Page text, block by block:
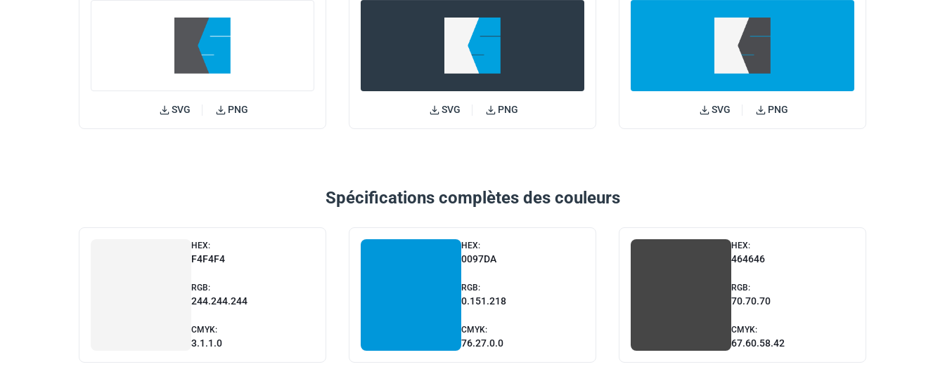
SVG PNG SVG PNG SVG PNG
Spécifications complètes des couleurs
HEX:
F4F4F4
RGB:
244.244.244
CMYK:
3.1.1.0
HEX:
0097DA
RGB:
0.151.218
CMYK:
76.27.0.0
HEX:
464646
RGB:
70.70.70
CMYK:
67.60.58.42